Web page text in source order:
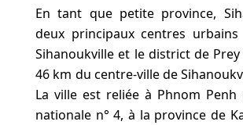
En tant que petite province,
deux principaux centres
Sihanoukville et le district de
46 km du centre-ville de
La ville est reliée à Phnom
nationale n° 4, à la province de